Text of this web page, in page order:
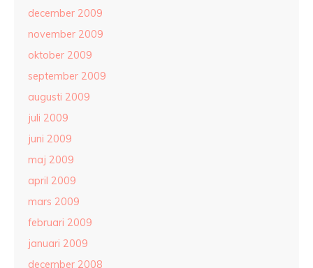
december 2009
november 2009
oktober 2009
september 2009
augusti 2009
juli 2009
juni 2009
maj 2009
april 2009
mars 2009
februari 2009
januari 2009
december 2008